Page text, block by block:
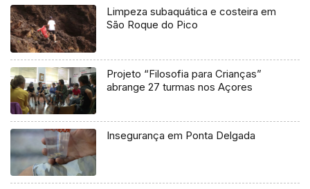
Limpeza subaquática e costeira em
São Roque do Pico
Projeto “Filosofia para Crianças”
abrange 27 turmas nos Açores
Insegurança em Ponta Delgada